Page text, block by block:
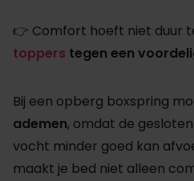
👉 Comfort hoeft niet duur
toppers tegen een
Bij een opberg boxspring
ademen, omdat de
vocht minder goed kan
maakt je bed niet alleen